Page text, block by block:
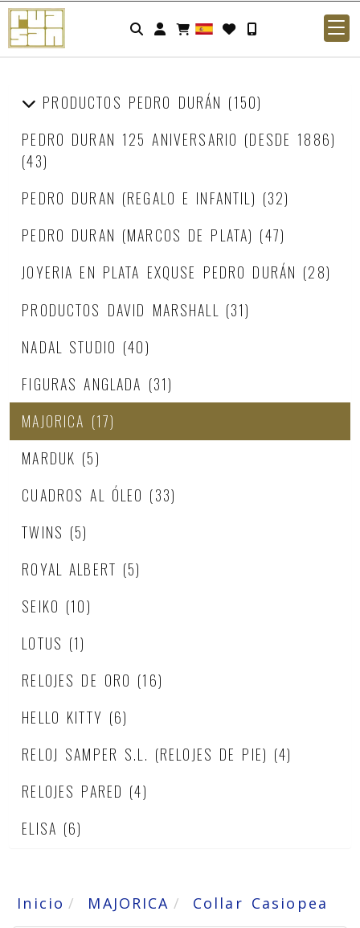
Identifícate
PRODUCTOS PEDRO DURÁN (150)
PEDRO DURAN 125 ANIVERSARIO (DESDE 1886)
(43)
PEDRO DURAN (REGALO E INFANTIL) (32)
PEDRO DURAN (MARCOS DE PLATA) (47)
JOYERIA EN PLATA EXQUSE PEDRO DURÁN (28)
PRODUCTOS DAVID MARSHALL (31)
NADAL STUDIO (40)
FIGURAS ANGLADA (31)
MAJORICA (17)
MARDUK (5)
CUADROS AL ÓLEO (33)
TWINS (5)
ROYAL ALBERT (5)
SEIKO (10)
LOTUS (1)
RELOJES DE ORO (16)
HELLO KITTY (6)
RELOJ SAMPER S.L. (RELOJES DE PIE) (4)
RELOJES PARED (4)
ELISA (6)
Inicio MAJORICA Collar Casiopea